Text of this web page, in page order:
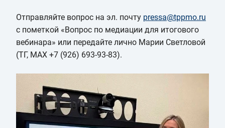
Отправляйте вопрос на эл. почту pressa@tppmo.ru
с пометкой «Вопрос по медиации для итогового
вебинара» или передайте лично Марии Светловой
(ТГ, МАХ +7 (926) 693-93-83).